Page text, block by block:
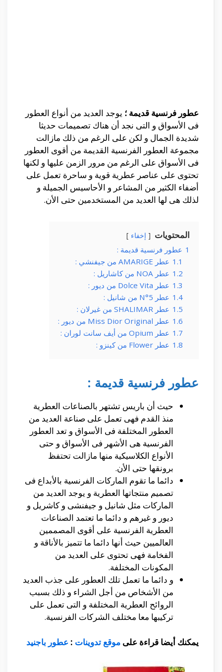
عطور فرنسية قديمة ؛ يوجد العديد من أنواع العطور
فى الأسواق و التى نجد أن هناك تصميمات حديثا
شديدة الجمال و لكن على الرغم من ذلك مازالت
مجموعة العطور الفرنسية القديمة من أقوى العطور
فى الأسواق على الرغم من مرور الزمن عليها و لكنها
تحتوى على عناصر عطرية قوية و ساحرة تعمل على
أضفاء الكثير من المشاعر و الأحاسيس الجميلة و
لذلك هى لها العديد من المستخدمين حتى الأن.
المحتويات إخفاء
1 عطور فرنسية قديمة :
1.1 عطر AMARIGE من جيفنشي :
1.2 عطر NOA من كاشاريل :
1.3 عطر Dolce Vita من ديور :
1.4 عطر N°5 من شانيل :
1.5 عطر SHALIMAR من غيرلان :
1.6 عطر Miss Dior Original من ديور :
1.7 عطر Opium من أيف سانت لوران :
1.8 عطر Flower من كينزو :
عطور فرنسية قديمة :
حيث أن باريس تشتهر بالصناعات العطرية
منذ القدم فهى تعمل على صناعة العديد من
العطور المختلفة فى الأسواق و تعد العطور
الفرنسية هى الأشهر فى الأسواق و حتى
الأنواع الكلاسيكية منها مازالت تحتفظ
برونقها حتى الأن.
دائما ما تقوم الماركات الفرنسية بالأبداع فى
تصميم منتجاتها العطرية و يوجد العديد من
الماركات مثل شانيل و جيفنشى و كاشريل و
ديور و غيرهم و دائما ما تعتمد الصناعات
العطرية الفرنسية على أقوى المصممين
العالميين حيث أنها دائما ما تتميز بالأناقة و
الفخامة فهى تحتوى على العديد من
المكونات المختلفة.
و دائما ما تعمل تلك العطور على جذب العديد
من الأشخاص من أجل الشراء و ذلك بسبب
الروائح العطرية المختلفة و التى تعمل على
تركيبها معا مختلف الشركات الفرنسية.
يمكنك أيضا قراءة على موقع تدوينات : عطور باجنيد